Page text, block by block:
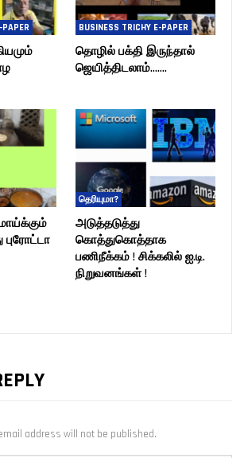
PAPER BUSINESS TRICHY E-PAPER
தொழில் பக்தி இருந்தால்
ஜெயித்திடலாம்…….
தெரியுமா?
அடுத்தடுத்து
கொத்துகொத்தாக
பணிநீக்கம் ! சிக்கலில் ஐ.டி.
நிறுவனங்கள் !
address will not be published.